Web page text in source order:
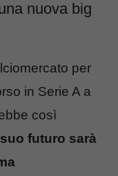
nuova big
per
in Serie A a
così
futuro sarà